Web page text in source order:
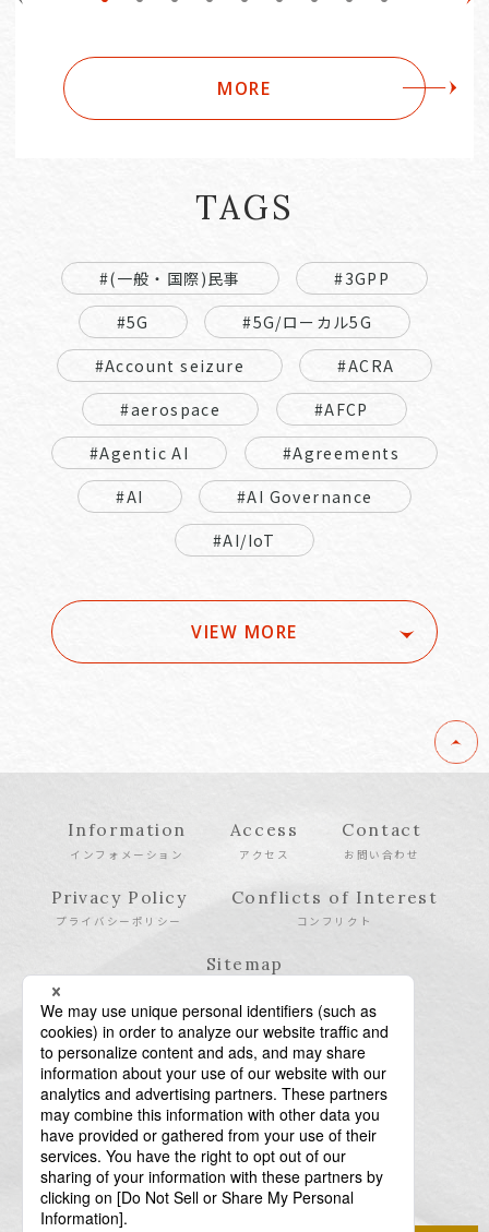
MORE
TAGS
#(一般・国際)民事
#3GPP
#5G
#5G/ローカル5G
#Account seizure
#ACRA
#aerospace
#AFCP
#Agentic AI
#Agreements
#AI
#AI Governance
#AI/IoT
VIEW MORE
Information
インフォメーション
Access
アクセス
Contact
お問い合わせ
Privacy Policy
プライバシーポリシー
Conflicts of Interest
コンフリクト
Sitemap